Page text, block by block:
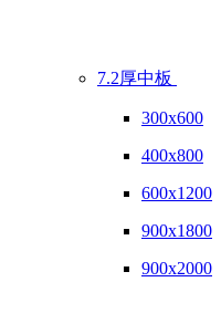
7.2厚中板
300x600
400x800
600x1200
900x1800
900x2000